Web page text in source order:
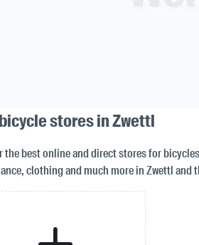
stores in Zwettl
the best online and direct stores for
clothing and much more in Zwettl and